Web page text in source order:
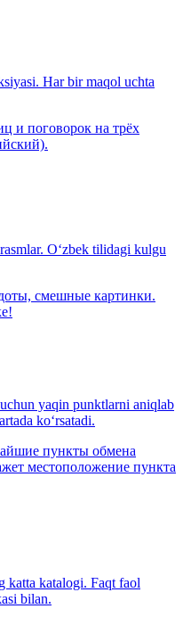
Har bir maqol uchta
и поговорок на трёх
O‘zbek tilidagi kulgu
смешные картинки.
yaqin punktlarni aniqlab
ko‘rsatadi.
пункты обмена
местоположение пункта
katta katalogi. Faqt faol
bilan.